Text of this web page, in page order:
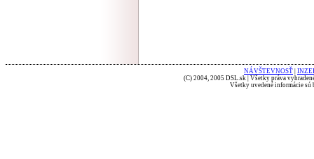
NÁVŠTEVNOSŤ
(C) 2004, 2005 DSL.sk | Všetky práva
Všetky uvedené informácie sú